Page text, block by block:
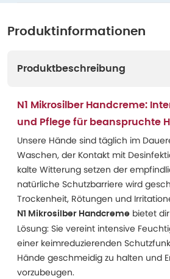
Produktinformationen
Produktbeschreibung
N1 Mikrosilber Handcreme:
und Pflege für beanspruchte
Unsere Hände sind täglich im
Waschen, der Kontakt mit
kalte Witterung setzen der
natürliche Schutzbarriere wird
Trockenheit, Rötungen und
N1 Mikrosilber Handcreme bietet
Lösung: Sie vereint intensive
einer keimreduzierenden
Hände geschmeidig zu halten und
vorzubeugen.